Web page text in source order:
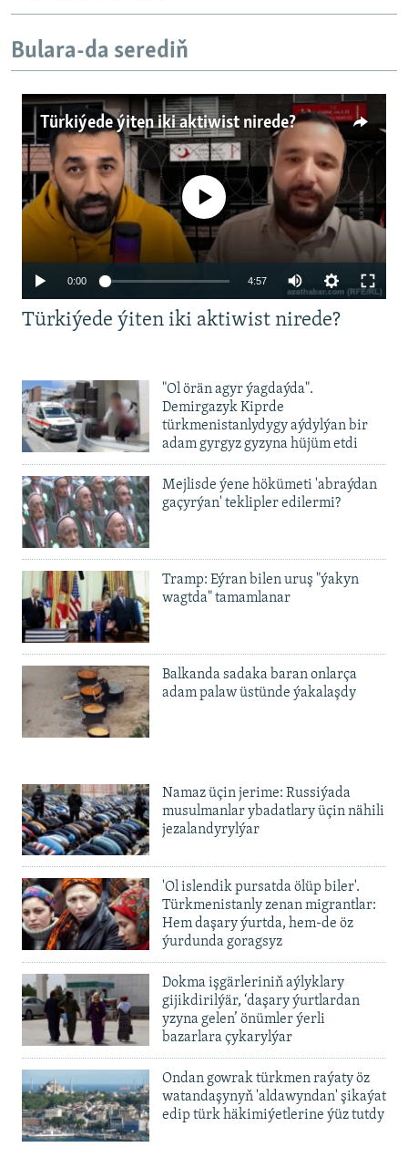
Bulara-da serediň
Türkiýede ýiten iki aktiwist nirede?
720p 1080p
No media source currently available
0:00 4:57
240p
1080p
Türkiýede ýiten iki aktiwist nirede?
"Ol örän agyr ýagdaýda".
Demirgazyk Kiprde
türkmenistanlydygy aýdylýan bir
adam gyrgyz gyzyna hüjüm etdi
Mejlisde ýene hökümeti 'abraýdan
gaçyrýan' teklipler edilermi?
Tramp: Eýran bilen uruş "ýakyn
wagtda" tamamlanar
Balkanda sadaka baran onlarça
adam palaw üstünde ýakalaşdy
Namaz üçin jerime: Russiýada
musulmanlar ybadatlary üçin nähili
jezalandyrylýar
'Ol islendik pursatda ölüp biler'.
Türkmenistanly zenan migrantlar:
Hem daşary ýurtda, hem-de öz
ýurdunda goragsyz
Dokma işgärleriniň aýlyklary
gijikdirilýär, ‘daşary ýurtlardan
yzyna gelen’ önümler ýerli
bazarlara çykarylýar
Ondan gowrak türkmen raýaty öz
watandaşynyň 'aldawyndan' şikaýat
edip türk häkimiýetlerine ýüz tutdy